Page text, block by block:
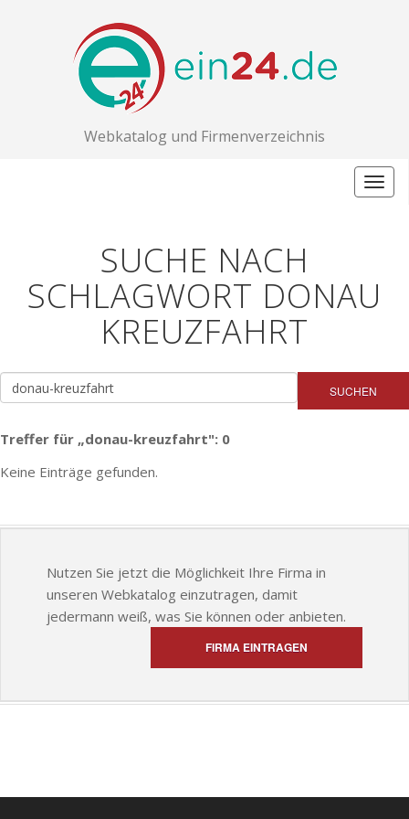
Webkatalog und Firmenverzeichnis
SUCHE NACH
SCHLAGWORT DONAU
KREUZFAHRT
SUCHEN
Treffer für „donau-kreuzfahrt": 0
Keine Einträge gefunden.
Nutzen Sie jetzt die Möglichkeit Ihre Firma in
unseren Webkatalog einzutragen, damit
jedermann weiß, was Sie können oder anbieten.
FIRMA EINTRAGEN